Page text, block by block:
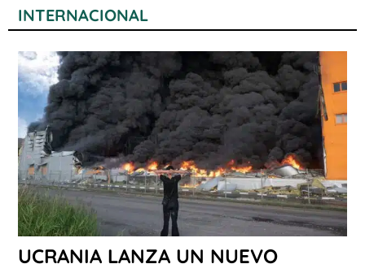
INTERNACIONAL
UCRANIA LANZA UN NUEVO